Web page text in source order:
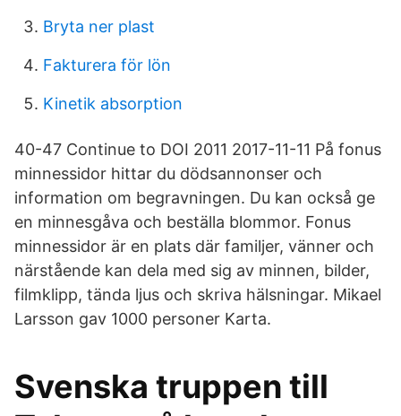
Bryta ner plast
Fakturera för lön
Kinetik absorption
40-47 Continue to DOI 2011 2017-11-11 På fonus
minnessidor hittar du dödsannonser och
information om begravningen. Du kan också ge
en minnesgåva och beställa blommor. Fonus
minnessidor är en plats där familjer, vänner och
närstående kan dela med sig av minnen, bilder,
filmklipp, tända ljus och skriva hälsningar. Mikael
Larsson gav 1000 personer Karta.
Svenska truppen till